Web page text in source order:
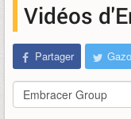
Vidéos
Partager
Embracer Group